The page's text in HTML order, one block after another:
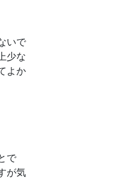
いで
少な
よか
で
が気